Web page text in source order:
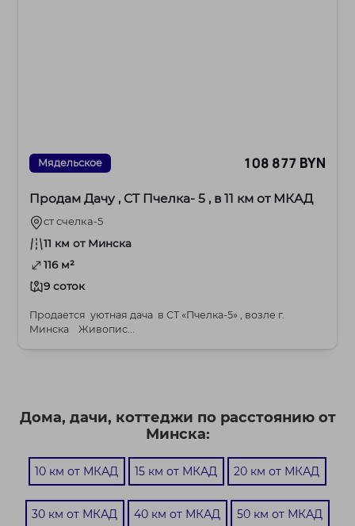
Мядельское 108 877 BYN
Продам Дачу , СТ Пчелка- 5 , в 11 км от МКАД
ст счелка-5
11 км от Минска
116 м²
9 соток
Продается уютная дача в СТ «Пчелка-5» , возле г.
Минска Живопис...
Дома, дачи, коттеджи по расстоянию от
Минска:
10 км от МКАД 15 км от МКАД 20 км от МКАД
30 км от МКАД 40 км от МКАД 50 км от МКАД